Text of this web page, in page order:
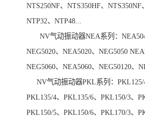
NTS250NF、NTS350HF、NTS350NF
NTP32、NTP48...
NV气动振动器NEA系列：NEA504
NEG5020、NEA5020、NEG5050
NEG5060、NEA5060、NEG50120、
NV气动振动器PKL系列：PKL125/4
PKL135/4、PKL135/6、PKL150/3、
PKL150/5、PKL150/6、PKL170/3、